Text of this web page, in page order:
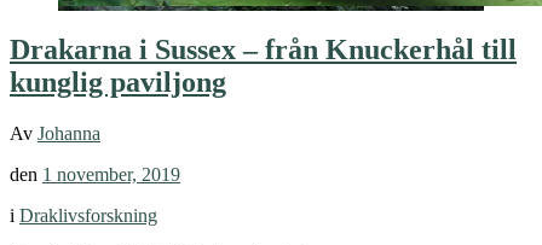
Drakarna i Sussex – från Knuckerhål till
kunglig paviljong
Av Johanna
den 1 november, 2019
i Draklivsforskning